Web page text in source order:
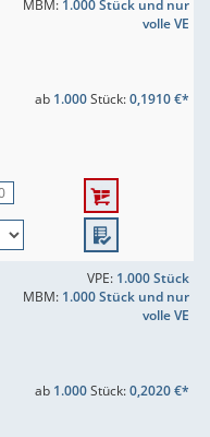
MBM: 1.000 Stück und nur
volle VE
ab 1.000Stück:0,1910 €*
VPE: 1.000 Stück
MBM: 1.000 Stück und nur
volle VE
ab 1.000Stück:0,2020 €*